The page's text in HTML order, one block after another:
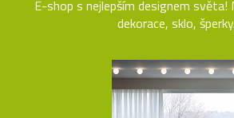
E-shop s nejlepším designem
dekorace, sklo,